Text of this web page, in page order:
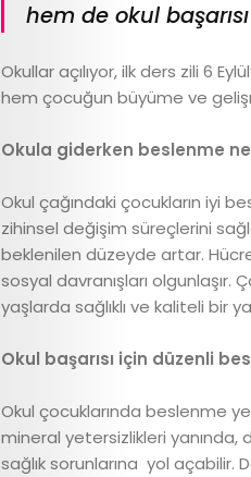
hem de okul
Okullar açılıyor, ilk ders zili 6
hem çocuğun büyüme ve
Okula giderken beslenme
Okul çağındaki çocukların iyi
zihinsel değişim süreçlerini
beklenilen düzeyde artar.
sosyal davranışları olgunlaşır.
yaşlarda sağlıklı ve kaliteli bir
Okul başarısı için düzenli
Okul çocuklarında beslenme
mineral yetersizlikleri
sağlık sorunlarına yol açabilir.